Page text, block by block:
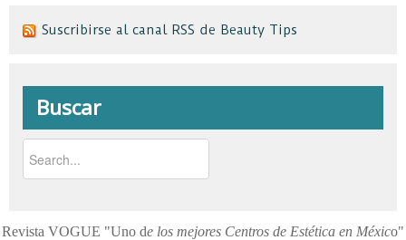
Suscribirse al canal RSS de Beauty Tips
Buscar
Revista VOGUE "Uno de los mejores Centros de Estética en México"